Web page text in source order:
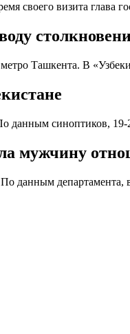
своего визита глава
Ташкента. В
данным синоптиков,
мужчину
данным